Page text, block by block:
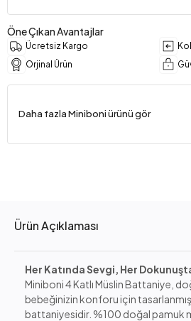
Öne Çıkan Avantajlar
Ücretsiz Kargo
Orjinal Ürün
Daha fazla Miniboni ürünü gör
Ürün Açıklaması
Her Katında Sevgi, Her
Miniboni 4 Katlı Müslin Battaniye,
bebeğinizin konforu için
battaniyesidir. %100 doğal pamuk